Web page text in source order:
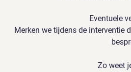
Eventuele
Merken we tijdens de interventie
Zo weet